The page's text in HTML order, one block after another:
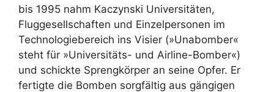
bis 1995 nahm Kaczynski Universitäten,
Fluggesellschaften und Einzelpersonen im
Technologiebereich ins Visier (»Unabomber«
steht für »Universitäts- und Airline-Bomber«)
und schickte Sprengkörper an seine Opfer. Er
fertigte die Bomben sorgfältig aus gängigen